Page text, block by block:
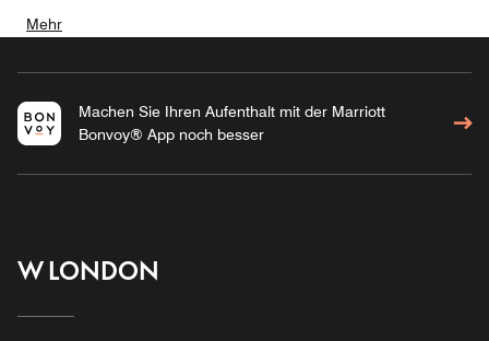
Mehr
Machen Sie Ihren Aufenthalt mit der Marriott
Bonvoy® App noch besser
W LONDON